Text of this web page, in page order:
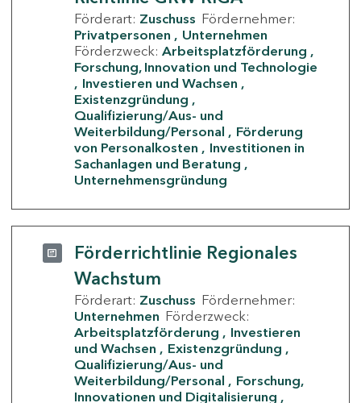
Förderart: Zuschuss Fördernehmer:
Privatpersonen
Unternehmen
Förderzweck: Arbeitsplatzförderung
Forschung, Innovation und Technologie
Investieren und Wachsen
Existenzgründung
Qualifizierung/Aus- und
Weiterbildung/Personal
Förderung
von Personalkosten
Investitionen in
Sachanlagen und Beratung
Unternehmensgründung
Förderrichtlinie Regionales
Wachstum
Förderart: Zuschuss Fördernehmer:
Unternehmen Förderzweck:
Arbeitsplatzförderung
Investieren
und Wachsen
Existenzgründung
Qualifizierung/Aus- und
Weiterbildung/Personal
Forschung,
Innovationen und Digitalisierung